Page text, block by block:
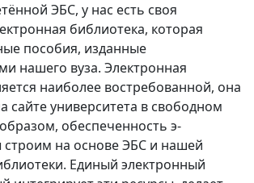
ЭБС, у нас есть своя
библиотека, которая
пособия, изданные
нашего вуза. Электронная
наиболее востребованной, она
сайте университета в свободном
обеспеченность э-
на основе ЭБС и нашей
Единый электронный